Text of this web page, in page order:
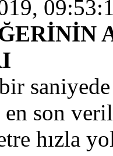
saniyede
son
hızla